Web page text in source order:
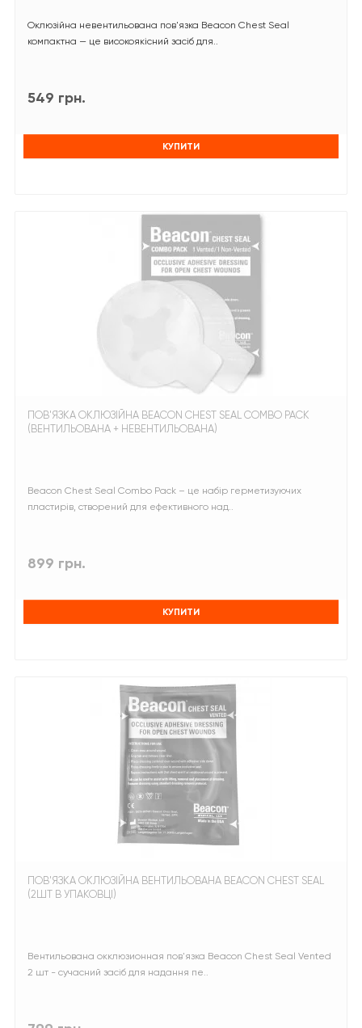
Оклюзійна невентильована пов'язка Beacon Chest Seal
компактна — це високоякісний засіб для..
549 грн.
КУПИТИ
ПОВ'ЯЗКА ОКЛЮЗІЙНА BEACON CHEST SEAL COMBO PACK
(ВЕНТИЛЬОВАНА + НЕВЕНТИЛЬОВАНА)
Beacon Chest Seal Combo Pack – це набір герметизуючих
пластирів, створений для ефективного над..
899 грн.
КУПИТИ
ПОВ'ЯЗКА ОКЛЮЗІЙНА ВЕНТИЛЬОВАНА BEACON CHEST SEAL
(2ШТ В УПАКОВЦІ)
Вентильована окклюзионная пов'язка Beacon Chest Seal Vented
2 шт - сучасний засіб для надання пе..